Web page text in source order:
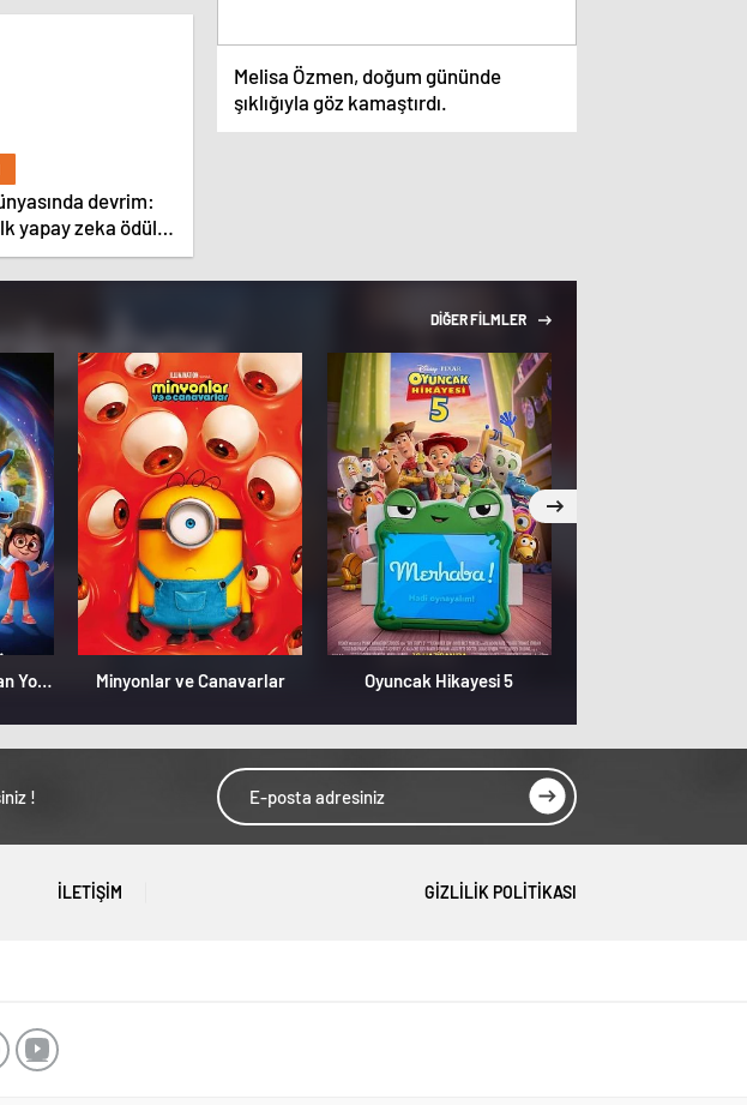
devrim:
yapay zeka ödül
imzası!
Melisa Özmen, doğum gününde
şıklığıyla göz kamaştırdı.
DİĞER FİLMLER
Nasreddin Hoca: Zaman Yolcusu 4 Minyonlar ve Canavarlar Oyuncak Hikayesi 5
!
İLETIŞIM GIZLILIK POLITIKASI